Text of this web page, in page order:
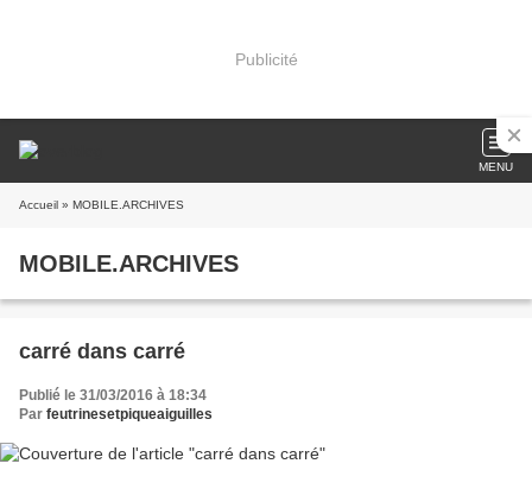
Publicité
MENU
Accueil » MOBILE.ARCHIVES
MOBILE.ARCHIVES
carré dans carré
Publié le 31/03/2016 à 18:34
Par feutrinesetpiqueaiguilles